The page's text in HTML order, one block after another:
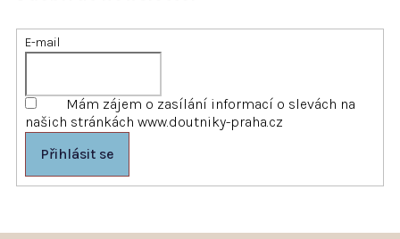
E-mail
Mám zájem o zasílání informací o slevách na
našich stránkách www.doutniky-praha.cz
Přihlásit se